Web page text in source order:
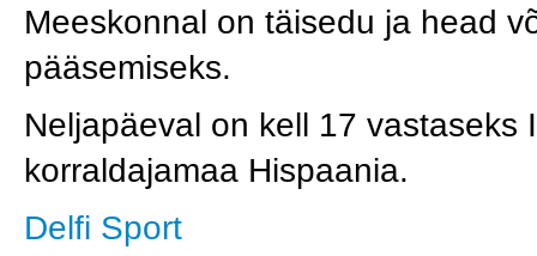
Meeskonnal on täisedu ja head
pääsemiseks.
Neljapäeval on kell 17 vastaseks
korraldajamaa Hispaania.
Delfi Sport